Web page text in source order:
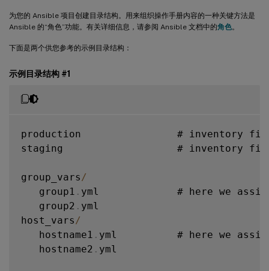
为您的 Ansible 项目创建目录结构。用来组织操作手册内容的一种关键方法是
Ansible 的“角色”功能。有关详细信息，请参阅 Ansible 文档中的角色。
下面是两个供您参考的示例目录结构：
示例目录结构 #1
production                # inventory
staging                   # inventory
group_vars /
   group1
. yml             # here we
   group2
. yml
host_vars /
   hostname1
. yml          # here we
   hostname2
. yml